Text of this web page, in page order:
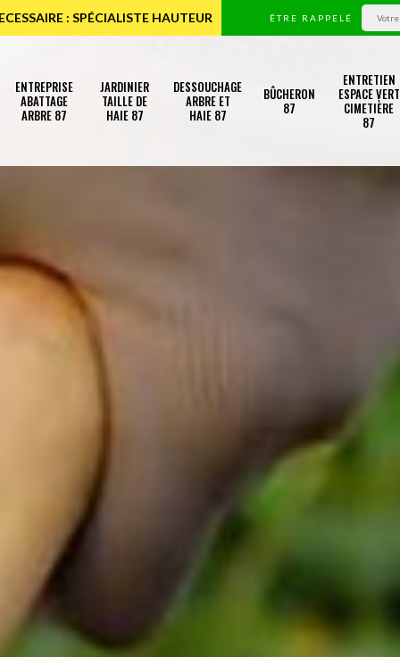
: SPÉCIALISTE HAUTEUR ÊTRE RAPPELÉ
ENTREPRISE
ABATTAGE
ARBRE 87
JARDINIER
TAILLE DE
HAIE 87
DESSOUCHAGE
ARBRE ET
HAIE 87
BÛCHERON
87
ENTRETIEN
ESPACE VERT
CIMETIÈRE
87